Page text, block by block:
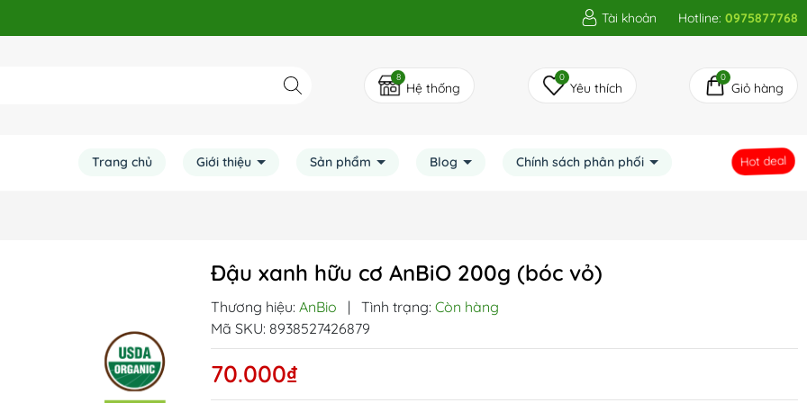
Tài khoản Hotline: 0975877768
8
Hệ thống
0
Yêu thích
0
Giỏ hàng
Trang chủ Giới thiệu Sản phẩm Blog Chính sách phân phối Hot deal
Đậu xanh hữu cơ AnBiO 200g (bóc vỏ)
Thương hiệu: AnBio | Tình trạng: Còn hàng
Mã SKU: 8938527426879
70.000₫